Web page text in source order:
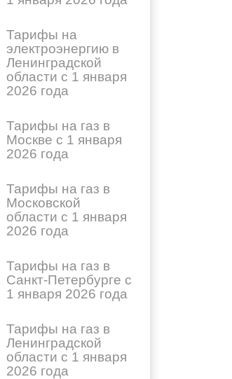
Тарифы на
электроэнергию в
Ленинградской
области с 1 января
2026 года
Тарифы на газ в
Москве с 1 января
2026 года
Тарифы на газ в
Московской
области с 1 января
2026 года
Тарифы на газ в
Санкт-Петербурге с
1 января 2026 года
Тарифы на газ в
Ленинградской
области с 1 января
2026 года